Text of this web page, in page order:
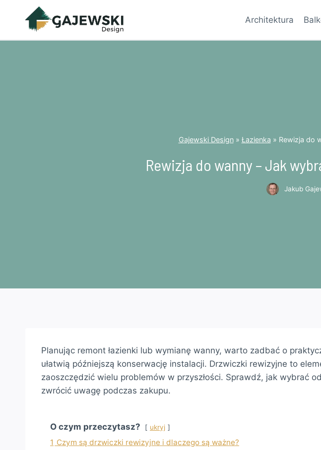
Architektura
Gajewski Design» Łazienka » Rewizja do
Rewizja do wanny – Jak
Jakub
Planując remont łazienki lub wymianę wanny, warto zadbać o
ułatwią późniejszą konserwację instalacji. Drzwiczki rewizyjne to
zaoszczędzić wielu problemów w przyszłości. Sprawdź, jak wybrać
zwrócić uwagę podczas zakupu.
O czym przeczytasz? ukryj
1 Czym są drzwiczki rewizyjne i dlaczego są ważne?